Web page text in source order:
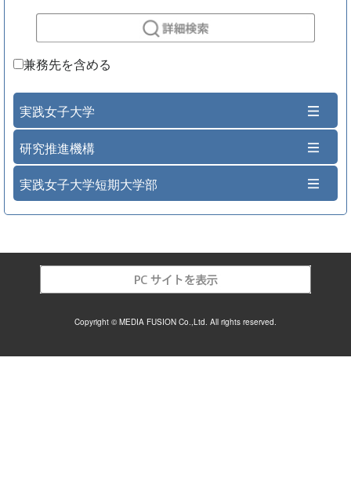
兼務先を含める
実践女子大学
研究推進機構
実践女子大学短期大学部
Copyright © MEDIA FUSION Co.,Ltd. All rights reserved.